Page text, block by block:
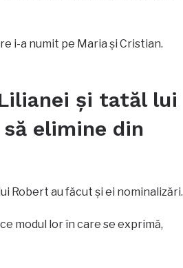
i-a numit pe Maria și Cristian.
și tatăl lui
elimine din
Robert au făcut și ei nominalizări.
modul lor în care se exprimă,